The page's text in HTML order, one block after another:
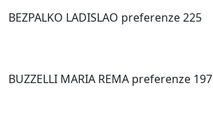
BEZPALKO LADISLAO preferenze 225
BUZZELLI MARIA REMA preferenze 197